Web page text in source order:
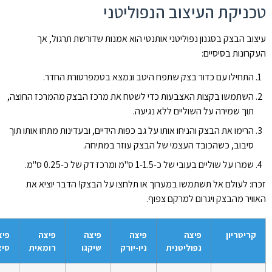
טכניקת העיצוב הנפוליטני
עיצוב הבצק בסגנון נפוליטני אותנטי הוא אמנות שדורשת תרגול, אך
העקרונות בסיסיים:
התחילו עם כדור בצק שתפח היטב ונמצא בטמפרטורת החדר.
השתמשו בקצות האצבעות כדי לשטח את מרכז הבצק מהמרכז החוצה,
תוך שמירה על השוליים ללא נגיעה.
הרימו את הבצק והניחו אותו על גב כפות הידיים, ובעדינות מתחו אותו תוך
סיבוב, כשהכובד העצמי של הבצק עוזר במתיחה.
שמרו על שוליים בעובי של כ-1-1.5 ס"מ ומרכז דק של כ-0.25 ס"מ.
זכרו: לעולם אל תשתמשו במערוך או תלחצו על הבצק! הדבר יוציא את
האוויר מהבצק ויגרום למרקם צפוף.
קריטריון
פיצה
נפוליטנית
פיצה
ניו-יורק
פיצה
שיקגו
פיצה
רומאית